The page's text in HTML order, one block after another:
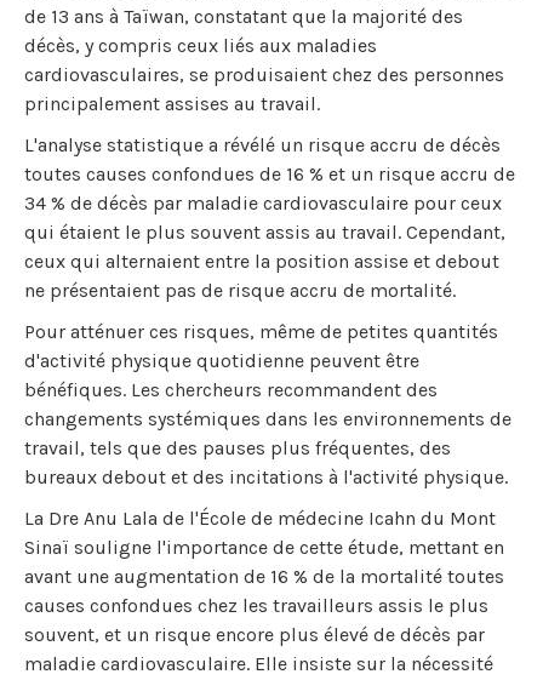
de 13 ans à Taïwan, constatant que la majorité des
décès, y compris ceux liés aux maladies
cardiovasculaires, se produisaient chez des personnes
principalement assises au travail.
L'analyse statistique a révélé un risque accru de décès
toutes causes confondues de 16 % et un risque accru de
34 % de décès par maladie cardiovasculaire pour ceux
qui étaient le plus souvent assis au travail. Cependant,
ceux qui alternaient entre la position assise et debout
ne présentaient pas de risque accru de mortalité.
Pour atténuer ces risques, même de petites quantités
d'activité physique quotidienne peuvent être
bénéfiques. Les chercheurs recommandent des
changements systémiques dans les environnements de
travail, tels que des pauses plus fréquentes, des
bureaux debout et des incitations à l'activité physique.
La Dre Anu Lala de l'École de médecine Icahn du Mont
Sinaï souligne l'importance de cette étude, mettant en
avant une augmentation de 16 % de la mortalité toutes
causes confondues chez les travailleurs assis le plus
souvent, et un risque encore plus élevé de décès par
maladie cardiovasculaire. Elle insiste sur la nécessité